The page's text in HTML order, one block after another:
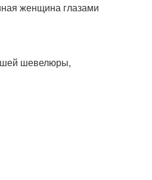
женщина глазами
шевелюры,